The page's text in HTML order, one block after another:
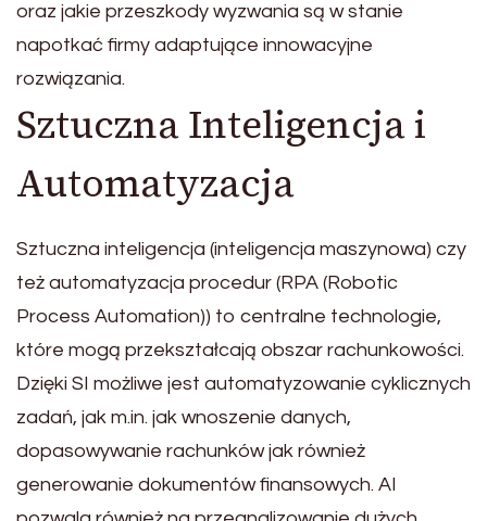
oraz jakie przeszkody wyzwania są w stanie
napotkać firmy adaptujące innowacyjne
rozwiązania.
Sztuczna Inteligencja i
Automatyzacja
Sztuczna inteligencja (inteligencja maszynowa) czy
też automatyzacja procedur (RPA (Robotic
Process Automation)) to centralne technologie,
które mogą przekształcają obszar rachunkowości.
Dzięki SI możliwe jest automatyzowanie cyklicznych
zadań, jak m.in. jak wnoszenie danych,
dopasowywanie rachunków jak również
generowanie dokumentów finansowych. AI